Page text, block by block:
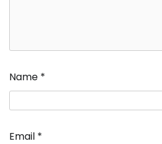
Name *
Email *